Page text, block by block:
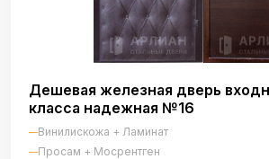
Дешевая железная дверь
класса надежная №16
Винилискожа + Ламинат
Просам + Мосрентген